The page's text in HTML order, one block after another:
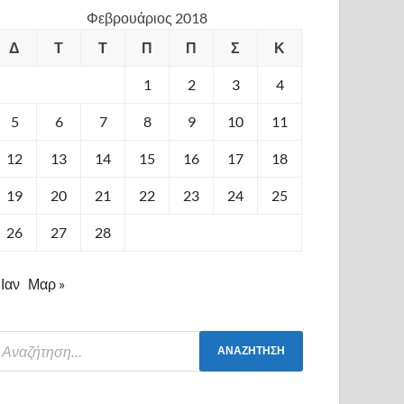
Φεβρουάριος 2018
Δ
Τ Τ Π Π Σ Κ
1 2 3 4
5 6 7 8 9 10 11
12 13 14 15 16 17 18
19 20 21 22 23 24 25
26 27 28
Μαρ »